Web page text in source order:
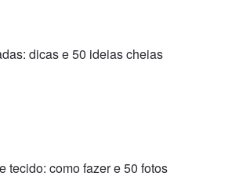
dicas e 50 ideias cheias
tecido: como fazer e 50 fotos